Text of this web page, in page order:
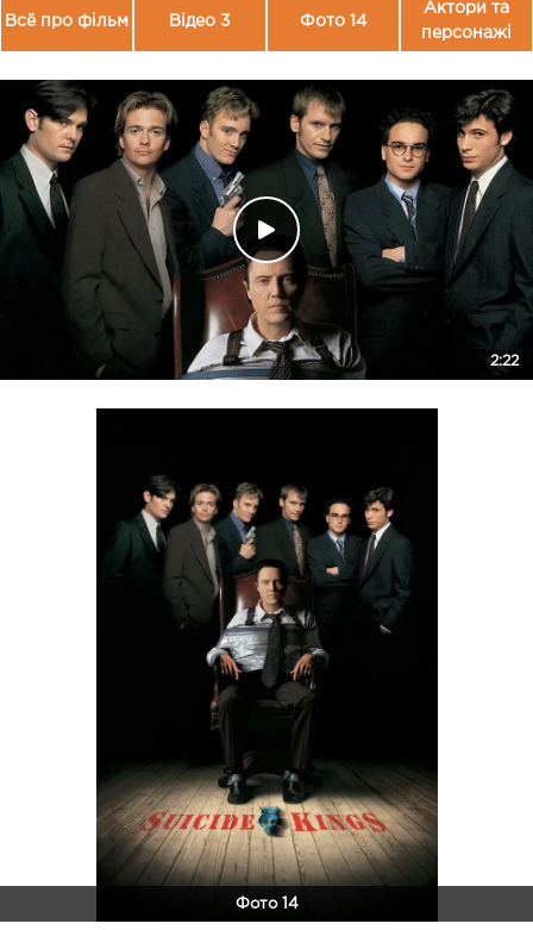
Всё про фільм Відео 3 Фото 14
Актори та
персонажі
2:22
Фото 14